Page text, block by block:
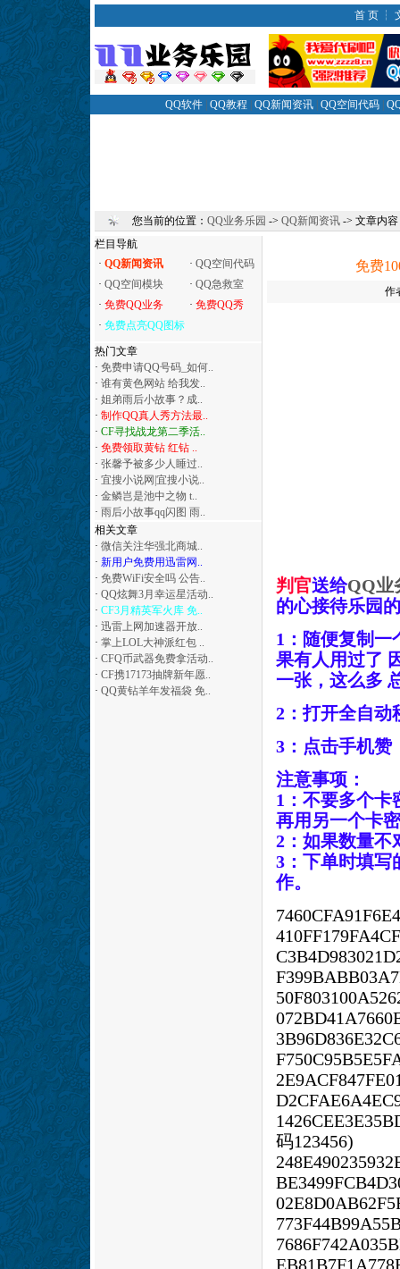
首 页 ┆
QQ软件 QQ教程 QQ新闻资讯 QQ空间代码
您当前的位置： QQ业务乐园 -> QQ新闻资讯 -> 文章内容
栏目导航
· QQ新闻资讯 · QQ空间代码
· QQ空间模块 · QQ急救室
· 免费QQ业务 · 免费QQ秀
· 免费点亮QQ图标
热门文章
· 免费申请QQ号码_如何..
· 谁有黄色网站 给我发..
· 姐弟雨后小故事？成..
· 制作QQ真人秀方法最..
· CF寻找战龙第二季活..
· 免费领取黄钻 红钻 ..
· 张馨予被多少人睡过..
· 宜搜小说网|宜搜小说..
· 金鳞岂是池中之物 t..
· 雨后小故事qq闪图 雨..
相关文章
· 微信关注华强北商城..
· 新用户免费用迅雷网..
· 免费WiFi安全吗 公告..
· QQ炫舞3月幸运星活动..
· CF3月精英军火库 免..
· 迅雷上网加速器开放..
· 掌上LOL大神派红包 ..
· CFQ币武器免费拿活动..
· CF携17173抽牌新年愿..
· QQ黄钻羊年发福袋 免..
免费
作
判官送给QQ业
的心接待乐园
1：随便复制
果有人用过了
一张，这么多
2：打开全自动
3：点击手机赞
注意事项：
1：不要多个卡
再用另一个卡
2：如果数量不
3：下单时填写
作。
码123456)